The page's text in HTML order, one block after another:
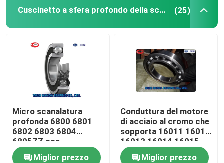
Cuscinetto a sfera profondo della scanalatura (25)
Micro scanalatura
profonda 6800 6801
6802 6803 6804
6805ZZ con
cuscinetto a sfera 2RS
Miglior prezzo
Conduttura del motore
di acciaio al cromo che
sopporta 16011 16012
16013 16014 16015
DDU ZZC3 2RS
Miglior prezzo